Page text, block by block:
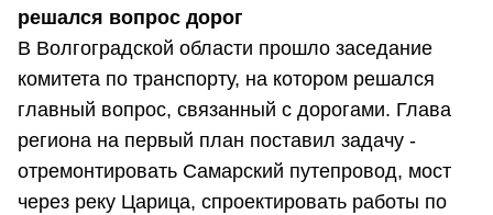
решался вопрос дорог
В Волгоградской области прошло заседание
комитета по транспорту, на котором решался
главный вопрос, связанный с дорогами. Глава
региона на первый план поставил задачу -
отремонтировать Самарский путепровод, мост
через реку Царица, спроектировать работы по